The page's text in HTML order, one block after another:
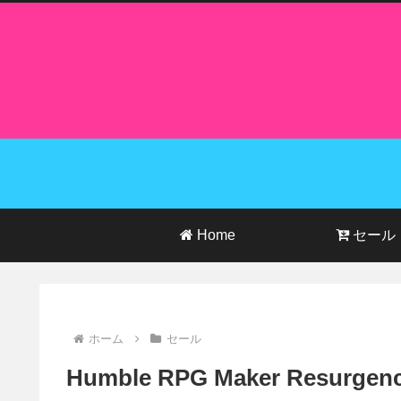
Home セール
ホーム セール
Humble RPG Maker